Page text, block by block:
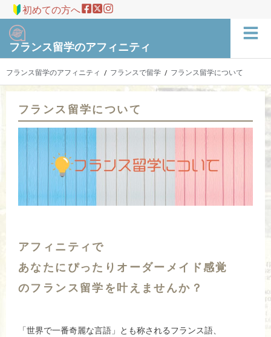
初めての方へ
フランス留学のアフィニティ
フランス留学のアフィニティ / フランスで留学 / フランス留学について
フランス留学について
アフィニティで
あなたにぴったりオーダーメイド感覚
のフランス留学を叶えませんか？
「世界で一番奇麗な言語」とも称されるフランス語、